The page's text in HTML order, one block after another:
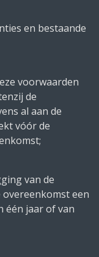
en bestaande
voorwaarden
de
al aan de
vóór de
van de
een
één jaar of van